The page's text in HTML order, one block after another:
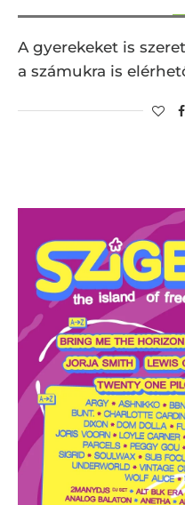
A gyerekeket is
a számukra is